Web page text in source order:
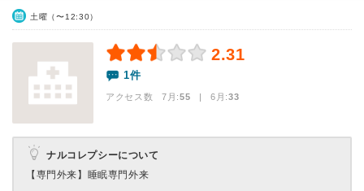
土曜（〜12:30）
2.31
1件
アクセス数 7月:55 | 6月:33
ナルコレプシーについて
【専門外来】 睡眠専門外来